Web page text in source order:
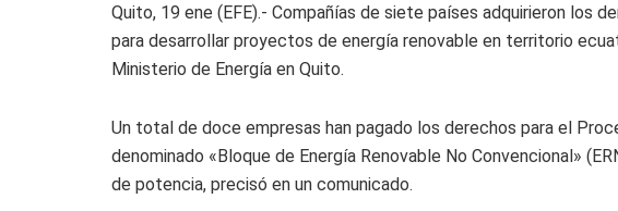
Quito, 19 ene (EFE).- Compañías de siete países adquirieron los
para desarrollar proyectos de energía renovable en territorio
Ministerio de Energía en Quito.
Un total de doce empresas han pagado los derechos para el
denominado «Bloque de Energía Renovable No Convencional»
de potencia, precisó en un comunicado.